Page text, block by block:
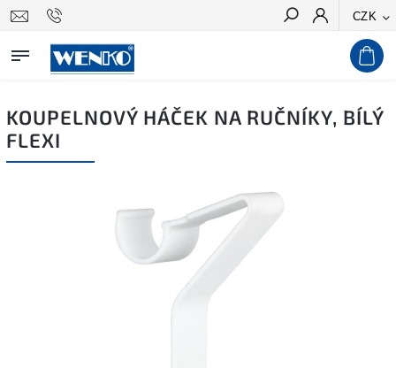
CZK
Hledat
KOUPELNOVÝ HÁČEK NA RUČNÍKY, BÍLÝ
FLEXI